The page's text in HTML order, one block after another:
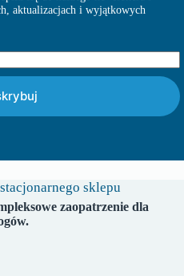
aktualizacjach i wyjątkowych
sklepu
zaopatrzenie dla